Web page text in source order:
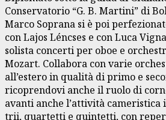
Conservatorio “G. B. Martini” di
Marco Soprana si è poi
con Lajos Léncses e con Luca
solista concerti per oboe e
Mozart. Collabora con varie
all’estero in qualità di primo e
ricoprendovi anche il ruolo di
avanti anche l’attività
trii, quartetti e quintetti, con